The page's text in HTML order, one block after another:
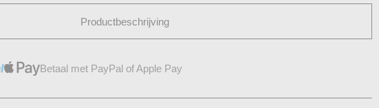
Productbeschrijving
Betaal met PayPal of Apple Pay